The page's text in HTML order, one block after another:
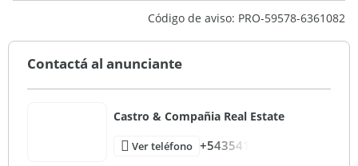
Código de aviso: PRO-59578-6361082
Contactá al anunciante
Castro & Compañia Real Estate
Ver teléfono +543541